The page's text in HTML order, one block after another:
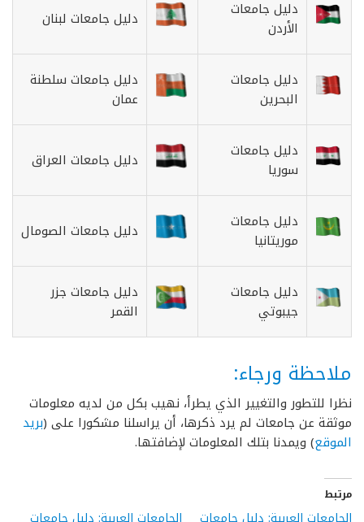
دليل جامعات
الأردن
دليل جامعات لبنان
دليل جامعات
البحرين
دليل جامعات سلطنة
عمان
دليل جامعات
سوريا
دليل جامعات العراق
دليل جامعات
موريتانيا
دليل جامعات الصومال
دليل جامعات
جيبوتي
دليل جامعات جزر
القمر
ملاحظة ورجاء:
نظرا للتطور والتغيير الذي يطرأ، نهيب بكل من لديه معلومات
موثقة عن جامعات لم يرد ذكرها، أن يراسلنا مشكورا على (بريد
الموقع) ويمدنا بتلك المعلومات لإضافتها.
مرتبط